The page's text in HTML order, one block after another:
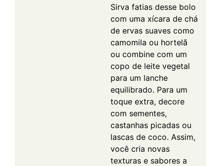
Sirva fatias desse bolo
com uma xícara de chá
de ervas suaves como
camomila ou hortelã
ou combine com um
copo de leite vegetal
para um lanche
equilibrado. Para um
toque extra, decore
com sementes,
castanhas picadas ou
lascas de coco. Assim,
você cria novas
texturas e sabores a